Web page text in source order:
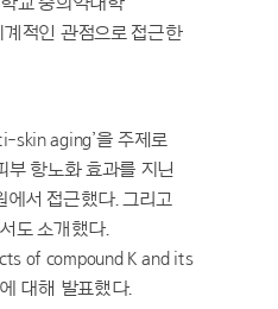
적인 관점으로 접근한
skin aging’을 주제로
항노화 효과를 지닌
서 접근했다. 그리고
도 소개했다.
of compound K and its
대해 발표했다.